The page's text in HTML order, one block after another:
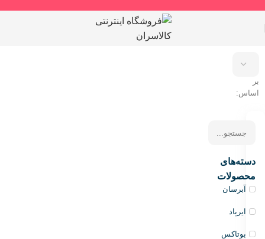
دسته‌های
محصولات
آبرسان
ایرپاد
بوتاکس
بر
اساس: